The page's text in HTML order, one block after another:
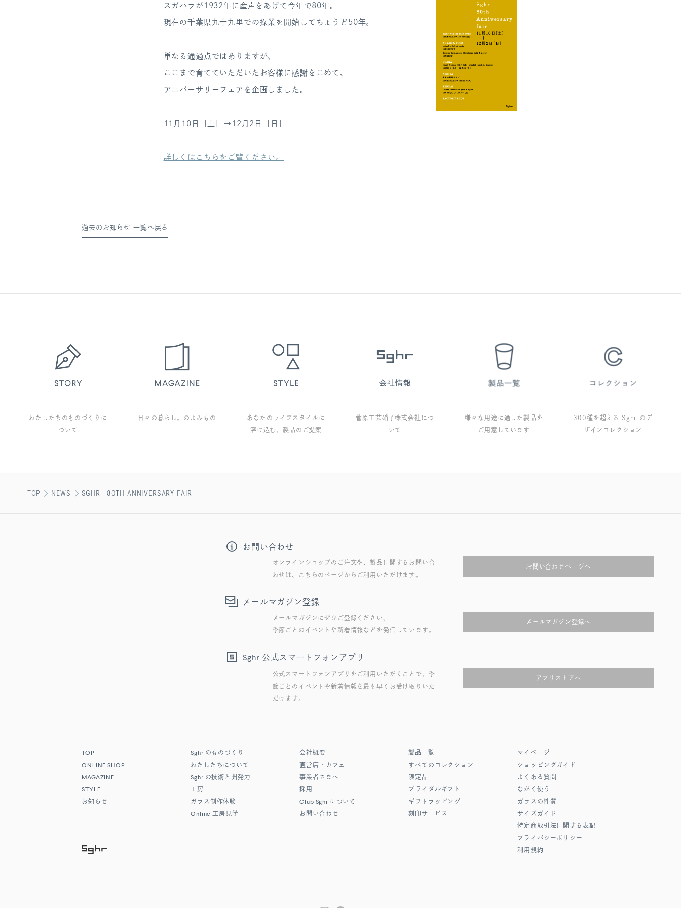
スガハラが1932年に産声をあげて今年で80年。
現在の千葉県九十九里での操業を開始してちょうど50年。
単なる通過点ではありますが、
ここまで育てていただいたお客様に感謝をこめて、
アニバーサリーフェアを企画しました。
11月10日［土］→12月2日［日］
詳しくはこちらをご覧ください。
過去のお知らせ 一覧へ戻る
わたしたちのものづくりに
ついて
日々の暮らし。のよみもの
あなたのライフスタイルに
溶け込む、製品のご提案
菅原工芸硝子株式会社につ
いて
様々な用途に適した製品を
ご用意しています
300種を超える Sghr のデ
ザインコレクション
TOP NEWS SGHR 80TH ANNIVERSARY FAIR
お問い合わせ
オンラインショップのご注文や、製品に関するお問い合
わせは、こちらのページからご利用いただけます。
お問い合わせページへ
メールマガジン登録
メールマガジンにぜひご登録ください。
季節ごとのイベントや新着情報などを発信しています。
メールマガジン登録へ
Sghr 公式スマートフォンアプリ
公式スマートフォンアプリをご利用いただくことで、季
節ごとのイベントや新着情報を最も早くお受け取りいた
だけます。
アプリストアへ
TOP
ONLINE SHOP
MAGAZINE
STYLE
お知らせ
Sghr のものづくり
わたしたちについて
Sghr の技術と開発力
工房
ガラス制作体験
Online 工房見学
会社概要
直営店・カフェ
事業者さまへ
採用
Club Sghr について
お問い合わせ
製品一覧
すべてのコレクション
限定品
ブライダルギフト
ギフトラッピング
刻印サービス
マイページ
ショッピングガイド
よくある質問
ながく使う
ガラスの性質
サイズガイド
特定商取引法に関する表記
プライバシーポリシー
利用規約